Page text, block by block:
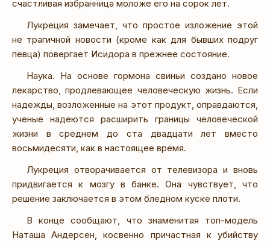
счастливая избранница моложе его на сорок лет.
Лукреция замечает, что простое изложение этой
не трагичной новости (кроме как для бывших подруг
певца) повергает Исидора в прежнее состояние.
Наука. На основе гормона свиньи создано новое
лекарство, продлевающее человеческую жизнь. Если
надежды, возложенные на этот продукт, оправдаются,
ученые надеются расширить границы человеческой
жизни в среднем до ста двадцати лет вместо
восьмидесяти, как в настоящее время.
Лукреция отворачивается от телевизора и вновь
придвигается к мозгу в банке. Она чувствует, что
решение заключается в этом бледном куске плоти.
В конце сообщают, что знаменитая топ-модель
Наташа Андерсен, косвенно причастная к убийству